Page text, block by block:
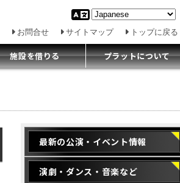
お問合せ サイトマップ トップに戻る
施設を借りる プラットについて
最新の公演・イベント情報
演劇・ダンス・音楽など